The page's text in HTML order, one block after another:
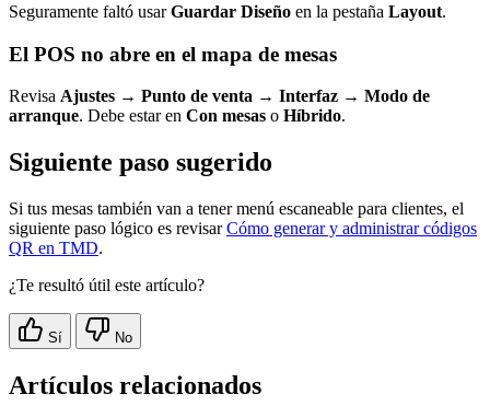
Seguramente faltó usarGuardar Diseño en la pestaña Layout.
El POS no abre en el mapa de mesas
Revisa Ajustes → Punto de venta → Interfaz → Modo de
arranque. Debe estar en Con mesas o Híbrido.
Siguiente paso sugerido
Si tus mesas también van a tener menú escaneable para clientes, el
siguiente paso lógico es revisarCómo generar y administrar códigos
QR en TMD.
¿Te resultó útil este artículo?
Sí No
Artículos relacionados